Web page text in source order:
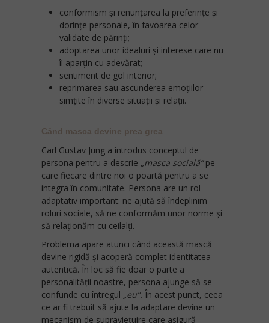
conformism și renunțarea la preferințe și
dorințe personale, în favoarea celor
validate de părinți;
adoptarea unor idealuri și interese care nu
îi aparțin cu adevărat;
sentiment de gol interior;
reprimarea sau ascunderea emoțiilor
simțite în diverse situații și relații.
Când masca devine prea grea
Carl Gustav Jung a introdus conceptul de
persona pentru a descrie „masca socială”pe
care fiecare dintre noi o poartă pentru a se
integra în comunitate. Persona are un rol
adaptativ important: ne ajută să îndeplinim
roluri sociale, să ne conformăm unor norme și
să relaționăm cu ceilalți.
Problema apare atunci când această mască
devine rigidă și acoperă complet identitatea
autentică. În loc să fie doar o parte a
personalității noastre, persona ajunge să se
confunde cu întregul „eu”. În acest punct, ceea
ce ar fi trebuit să ajute la adaptare devine un
mecanism de supraviețuire care asigură